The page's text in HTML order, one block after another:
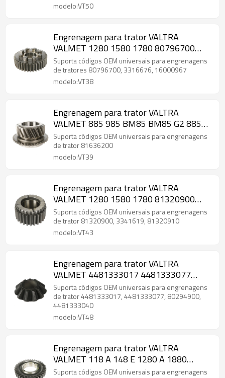
modelo:VT50
Engrenagem para trator VALTRA
VALMET 1280 1580 1780 80796700
3316676 16000967-PAIRGEARS
Suporta códigos OEM universais para engrenagens
de tratores 80796700, 3316676, 16000967
modelo:VT38
Engrenagem para trator VALTRA
VALMET 885 985 BM85 BM85 G2 885
985 81636200-PAIRGEARS
Suporta códigos OEM universais para engrenagens
de trator 81636200
modelo:VT39
Engrenagem para trator VALTRA
VALMET 1280 1580 1780 81320900
3341619 81320910-PAIRGEARS
Suporta códigos OEM universais para engrenagens
de trator 81320900, 3341619, 81320910
modelo:VT43
Engrenagem para trator VALTRA
VALMET 4481333017 4481333077
80294900 4481333040-PAIRGEARS
Suporta códigos OEM universais para engrenagens
de trator 4481333017, 4481333077, 80294900,
4481333040
modelo:VT48
Engrenagem para trator VALTRA
VALMET 118 A 148 E 1280 A 1880
222700 16000700 3314914-PAIRGEARS
Suporta códigos OEM universais para engrenagens